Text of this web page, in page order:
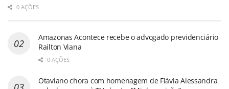
0 AÇÕES
Amazonas Acontece recebe o advogado previdenciário
Railton Viana
0 AÇÕES
Otaviano chora com homenagem de Flávia Alessandra